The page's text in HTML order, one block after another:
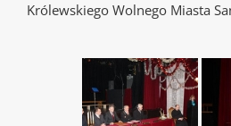
Królewskiego Wolnego Miasta